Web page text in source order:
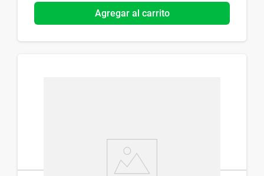
Agregar al carrito